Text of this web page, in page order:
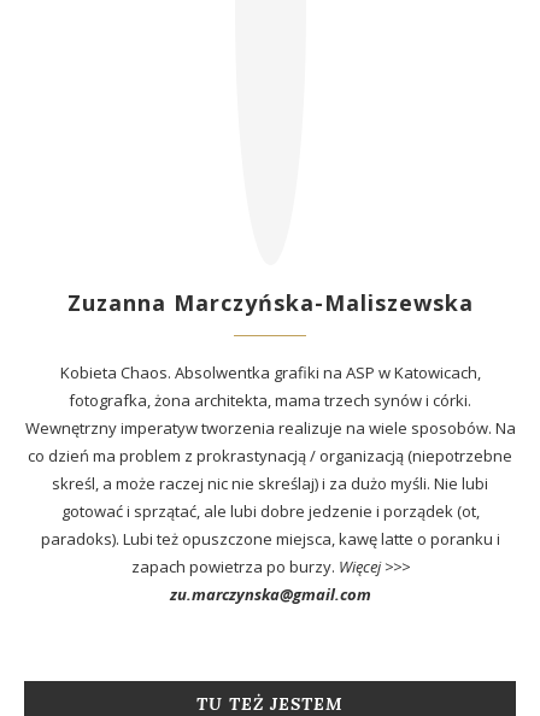
Zuzanna Marczyńska-Maliszewska
Kobieta Chaos. Absolwentka grafiki na ASP w Katowicach,
fotografka, żona architekta, mama trzech synów i córki.
Wewnętrzny imperatyw tworzenia realizuje na wiele sposobów. Na
co dzień ma problem z prokrastynacją / organizacją (niepotrzebne
skreśl, a może raczej nic nie skreślaj) i za dużo myśli. Nie lubi
gotować i sprzątać, ale lubi dobre jedzenie i porządek (ot,
paradoks). Lubi też opuszczone miejsca, kawę latte o poranku i
zapach powietrza po burzy. Więcej >>>
zu.marczynska@gmail.com
TU TEŻ JESTEM